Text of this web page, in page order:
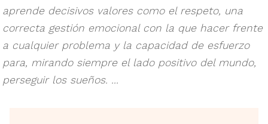
aprende decisivos valores como el respeto, una
correcta gestión emocional con la que hacer frente
a cualquier problema y la capacidad de esfuerzo
para, mirando siempre el lado positivo del mundo,
perseguir los sueños. ...